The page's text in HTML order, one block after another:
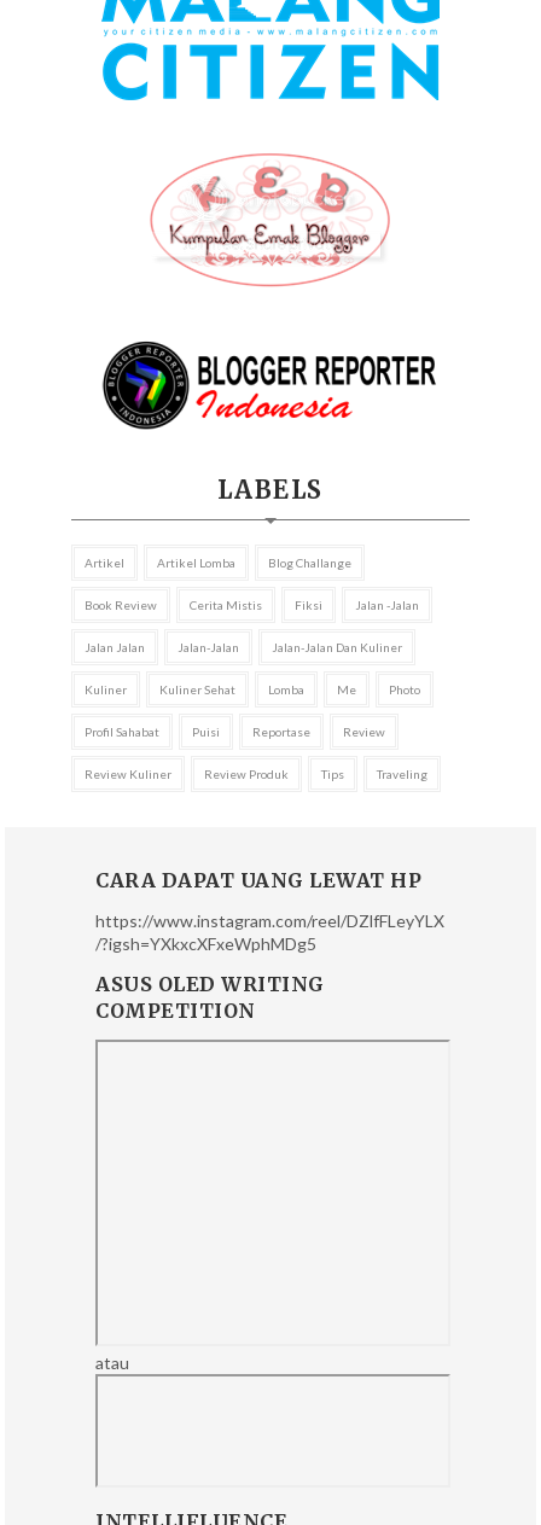
LABELS
Artikel Artikel Lomba Blog Challange
Book Review Cerita Mistis Fiksi Jalan -jalan
Jalan Jalan Jalan-Jalan Jalan-Jalan Dan Kuliner
Kuliner Kuliner Sehat Lomba Me Photo
Profil Sahabat Puisi Reportase Review
Review Kuliner Review Produk Tips Traveling
CARA DAPAT UANG LEWAT HP
https://www.instagram.com/reel/DZlfFLeyYLX
/?igsh=YXkxcXFxeWphMDg5
ASUS OLED WRITING
COMPETITION
atau